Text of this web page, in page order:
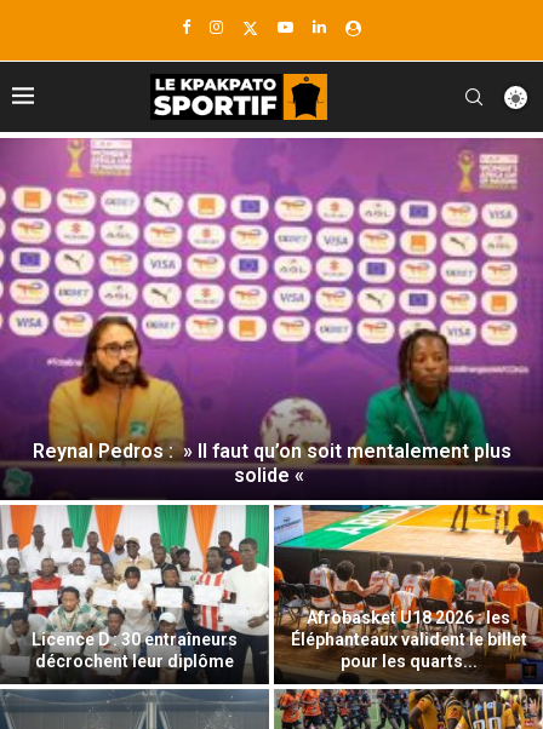
Afrobasket U18 2026 : Les Éléphanteaux garçons frappent
fort, les filles entrent...
UFOA-B : les Éléphanteaux
échouent aux portes de la CAN
Supercoupe Félix Houphouët-
Boigny : premier choc de la
saison